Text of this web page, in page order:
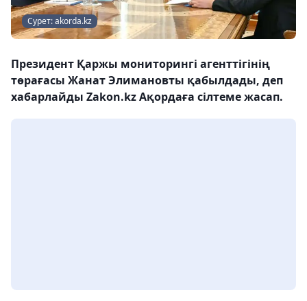
Сурет: akorda.kz
Президент Қаржы мониторингі агенттігінің
төрағасы Жанат Элимановты қабылдады, деп
хабарлайды Zakon.kz Ақордаға сілтеме жасап.